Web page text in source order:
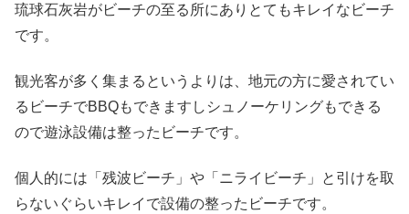
琉球石灰岩がビーチの至る所にありとてもキレイなビーチ
です。
観光客が多く集まるというよりは、地元の方に愛されてい
るビーチでBBQもできますしシュノーケリングもできる
ので遊泳設備は整ったビーチです。
個人的には「残波ビーチ」や「ニライビーチ」と引けを取
らないぐらいキレイで設備の整ったビーチです。